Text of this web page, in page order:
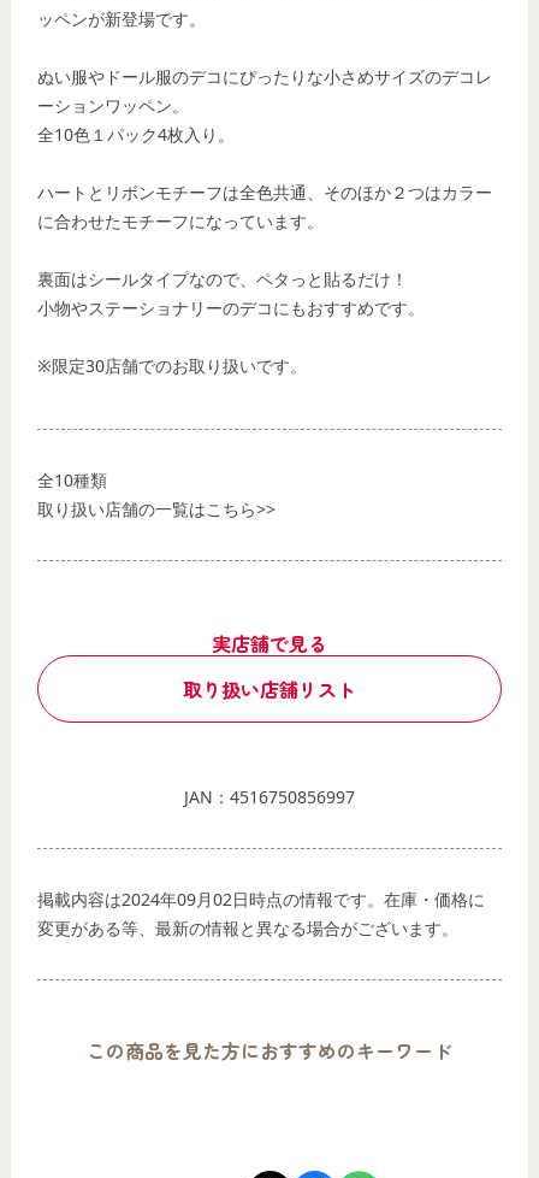
ッペンが新登場です。
ぬい服やドール服のデコにぴったりな小さめサイズのデコレ
ーションワッペン。
全10色１パック4枚入り。
ハートとリボンモチーフは全色共通、そのほか２つはカラー
に合わせたモチーフになっています。
裏面はシールタイプなので、ペタっと貼るだけ！
小物やステーショナリーのデコにもおすすめです。
※限定30店舗でのお取り扱いです。
全10種類
取り扱い店舗の一覧はこちら>>
実店舗で見る
取り扱い店舗リスト
JAN：4516750856997
掲載内容は2024年09月02日時点の情報です。在庫・価格に
変更がある等、最新の情報と異なる場合がございます。
この商品を見た方におすすめのキーワード